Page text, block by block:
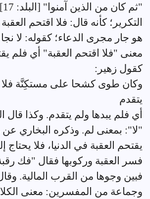
التكرير؛ كأنه قال: فلا اقتحم
هو جار مجرى الدعاء؛ كقوله: لا
معنى "فلا اقتحم العقبة" أي فلم
كقول زهير:
وكان طوى كشحا على مستكِنَّة فلا
يتقدم
أي فلم يبدها ولم يتقدم. وكذا قال
"لا": بمعنى لم. وذكره البخاري
يقتحم العقبة في الدنيا، فلا يحتاج
فسر العقبة وركوبها فقال "فك
فبين وجوها من القرب المالية.
وجماعة من المفسرين: معنى